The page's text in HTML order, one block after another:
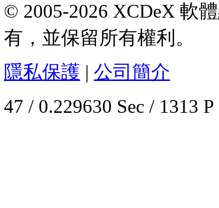
© 2005-2026 XCDeX 軟
有，並保留所有權利。
隱私保護 | 公司簡介
47 / 0.229630 Sec / 1313